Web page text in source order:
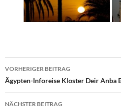
Beitragsnavigation
VORHERIGER BEITRAG
Ägypten-Inforeise Kloster Deir Anba
NÄCHSTER BEITRAG